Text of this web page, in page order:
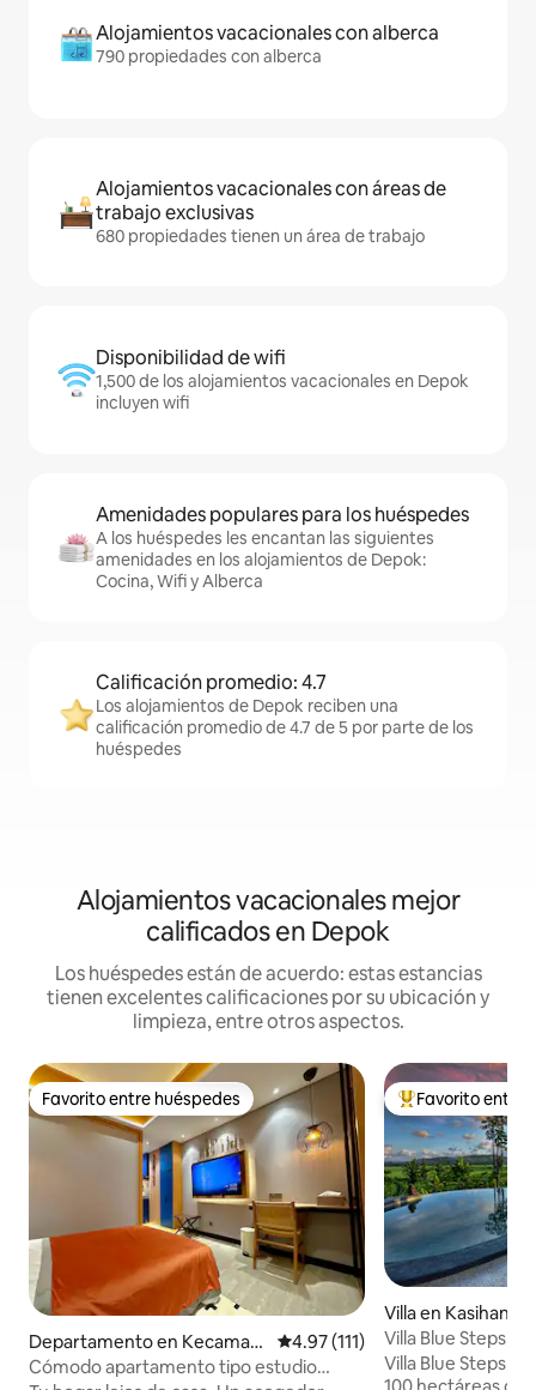
Alojamientos vacacionales con alberca
790 propiedades con alberca
Alojamientos vacacionales con áreas de
trabajo exclusivas
680 propiedades tienen un área de trabajo
Disponibilidad de wifi
1,500 de los alojamientos vacacionales en Depok
incluyen wifi
Amenidades populares para los huéspedes
A los huéspedes les encantan las siguientes
amenidades en los alojamientos de Depok:
Cocina, Wifi y Alberca
Calificación promedio: 4.7
Los alojamientos de Depok reciben una
calificación promedio de 4.7 de 5 por parte de los
huéspedes
Alojamientos vacacionales mejor
calificados en Depok
Los huéspedes están de acuerdo: estas estancias
tienen excelentes calificaciones por su ubicación y
limpieza, entre otros aspectos.
Favorito entre huéspedes
Favorito entre huéspedes
Departamento en Kecamata
n Ngaglik
Calificación promedio: 4.97 de
4.97 (111)
Cómodo apartamento tipo estudio
De los mejores
Favorito entre
Villa en Kasihan
Villa Blue Steps,
impresionantes
Villa Blue Steps,